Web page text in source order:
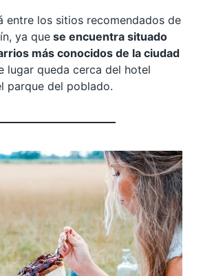
entre los sitios recomendados de
ya que se encuentra situado
más conocidos de la ciudad
lugar queda cerca del hotel
parque del poblado.